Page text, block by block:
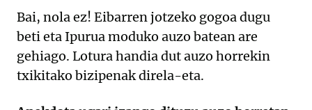
Bai, nola ez! Eibarren jotzeko gogoa dugu
beti eta Ipurua moduko auzo batean are
gehiago. Lotura handia dut auzo horrekin
txikitako bizipenak direla-eta.